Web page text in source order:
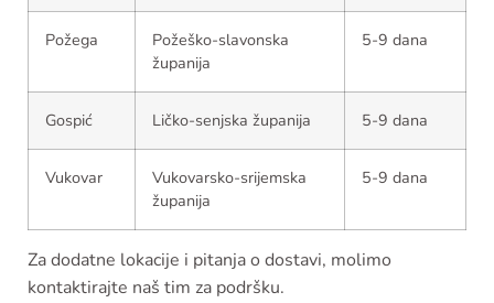
Požega
Požeško-slavonska
županija
5-9 dana
Gospić Ličko-senjska županija 5-9 dana
Vukovar
Vukovarsko-srijemska
županija
5-9 dana
Za dodatne lokacije i pitanja o dostavi, molimo
kontaktirajte naš tim za podršku.